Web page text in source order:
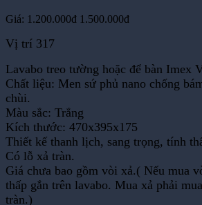
Giá: 1.200.000đ 1.500.000đ
Vị trí 317
Lavabo treo tường hoặc để bàn Imex
Chất liệu: Men sứ phủ nano chống
chùi.
Màu sắc: Trắng
Kích thước: 470x395x175
Thiết kế thanh lịch, sang trọng, tính
Có lỗ xả tràn.
Giá chưa bao gồm vòi xả.( Nếu mua
thấp gắn trên lavabo. Mua xả phải
tràn.)